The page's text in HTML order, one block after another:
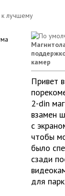
камер
Привет
2-din
взамен
с
чтобы
было
сзади
для